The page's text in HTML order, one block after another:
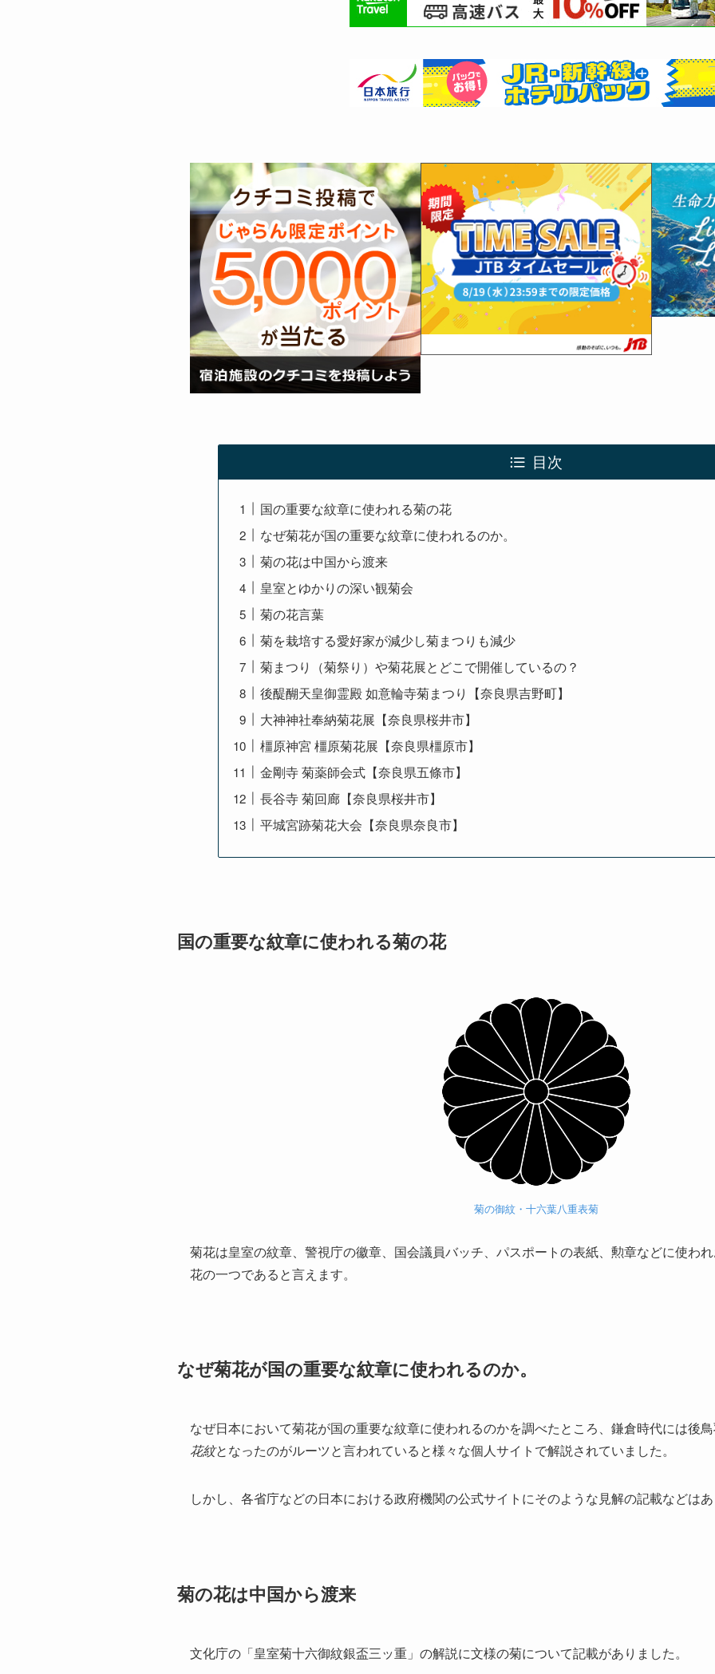
目次
国の重要な紋章に使われる菊の花
なぜ菊花が国の重要な紋章に使われるのか。
菊の花は中国から渡来
皇室とゆかりの深い観菊会
菊の花言葉
菊を栽培する愛好家が減少し菊まつりも減少
菊まつり（菊祭り）や菊花展とどこで開催しているの？
後醍醐天皇御霊殿 如意輪寺菊まつり【奈良県吉野町】
大神神社奉納菊花展【奈良県桜井市】
橿原神宮 橿原菊花展【奈良県橿原市】
金剛寺 菊薬師会式【奈良県五條市】
長谷寺 菊回廊【奈良県桜井市】
平城宮跡菊花大会【奈良県奈良市】
国の重要な紋章に使われる菊の花
菊の御紋・十六葉八重表菊
菊花は皇室の紋章、警視庁の徽章、国会議員バッチ、パスポートの表紙、勲章などに使わ
花の一つであると言えます。
なぜ菊花が国の重要な紋章に使われるのか。
なぜ日本において菊花が国の重要な紋章に使われるのかを調べたところ、鎌倉時代には後
花紋となったのがルーツと言われていると様々な個人サイトで解説されていました。
しかし、各省庁などの日本における政府機関の公式サイトにそのような見解の記載などは
菊の花は中国から渡来
文化庁の「皇室菊十六御紋銀盃三ッ重」の解説に文様の菊について記載がありました。